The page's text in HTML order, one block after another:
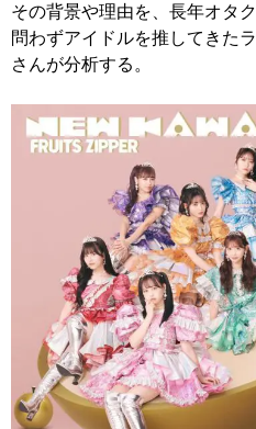
その背景や理由を、長年オタ
問わずアイドルを推してきた
さんが分析する。